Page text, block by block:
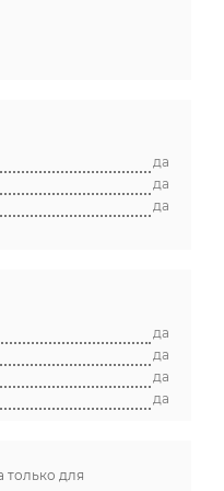
да
да
да
да
да
да
да
только для